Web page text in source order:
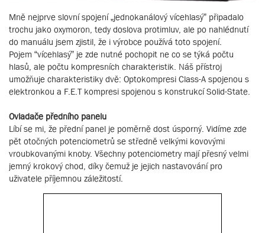
Mně nejprve slovní spojení „jednokanálový vícehlasý” připadalo
trochu jako oxymoron, tedy doslova protimluv, ale po nahlédnutí
do manuálu jsem zjistil, že i výrobce používá toto spojení.
Pojem “vícehlasý” je zde nutné pochopit ne co se týká počtu
hlasů, ale počtu kompresních charakteristik. Náš přístroj
umožňuje charakteristiky dvě: Optokompresi Class-A spojenou s
elektronkou a F.E.T kompresi spojenou s konstrukcí Solid-State.
Ovladače předního panelu
Líbí se mi, že přední panel je poměrně dost úsporný. Vidíme zde
pět otočných potenciometrů se středně velkými kovovými
vroubkovanými knoby. Všechny potenciometry mají přesný velmi
jemný krokový chod, díky čemuž je jejich nastavování pro
uživatele příjemnou záležitostí.